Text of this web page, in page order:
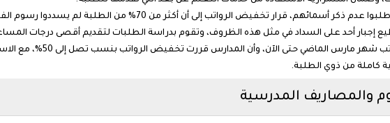
أرجع مسؤولون في مدارس خاصة، طلبوا عدم ذكر أسمائهم، قرار تخفيض
إجبار أحد على السداد في مثل هذه الظروف، وتقوم بدراسة الطلبات لتقديم أقصى درجات
«الإمارات اليوم» أنهم لم
كاملة من ذوي الطلبة.
والمصاريف المدرسية